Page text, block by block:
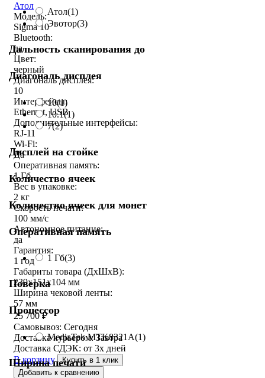
Атол(1)
Эвотор(3)
Дальность сканирования до
Диагональ дисплея
10(1)
10.1(1)
7(2)
Дисплей на стойке
Количество ячеек
Количество ячеек для монет
Оперативная память
1 Гб(3)
Поверка
Процессор
MediaTek MTK8321A(1)
Ширина печати
Атол
Модель:
Sigma 10
Bluetooth:
да
Цвет:
черный
Диагональ дисплея:
10
Интерфейсы:
Ethernet, USB
Дополнительные интерфейсы:
RJ-11
Wi-Fi:
Да
Оперативная память:
1 Гб
Вес в упаковке:
2 кг
Скорость печати:
100 мм/с
Автономное питание:
да
Гарантия:
1 год
Габариты товара (ДxШxВ):
239х151х104 мм
Ширина чековой ленты:
57 мм
25 700₽
Самовывоз: Сегодня
Доставка курьером:Завтра
Доставка СДЭК: от 3х дней
В корзину
Купить в 1 клик
Добавить к сравнению